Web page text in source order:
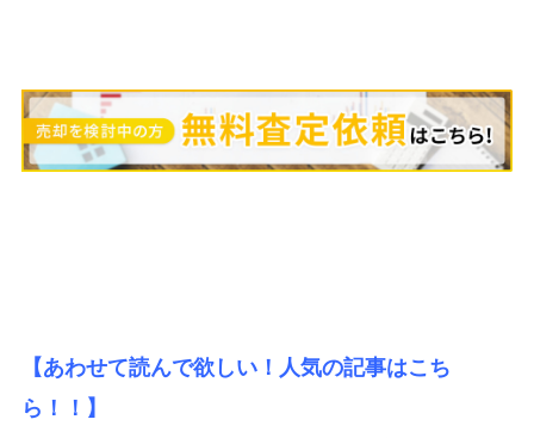
【あわせて読んで欲しい！人気の記事はこち
ら！！】